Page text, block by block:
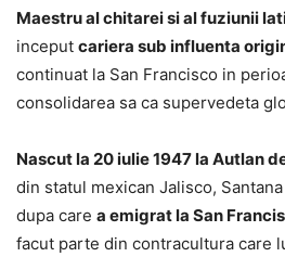
Maestru al chitarei si al fuziunii
inceput cariera sub influenta
continuat la San Francisco in
consolidarea sa ca supervedeta
Nascut la 20 iulie 1947 la Autlan
din statul mexican Jalisco,
dupa care a emigrat la San
facut parte din contracultura care